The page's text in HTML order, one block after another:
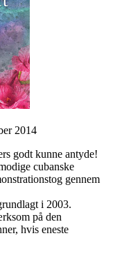
2014
godt kunne antyde!
cubanske
gennem
i 2003.
på den
hvis eneste